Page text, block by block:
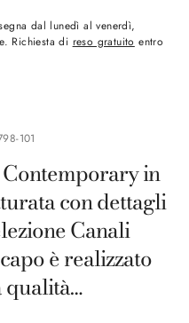
dal lunedì al venerdì,
Richiesta di reso gratuito entro
101
in
con dettagli
Canali
è realizzato
qualità